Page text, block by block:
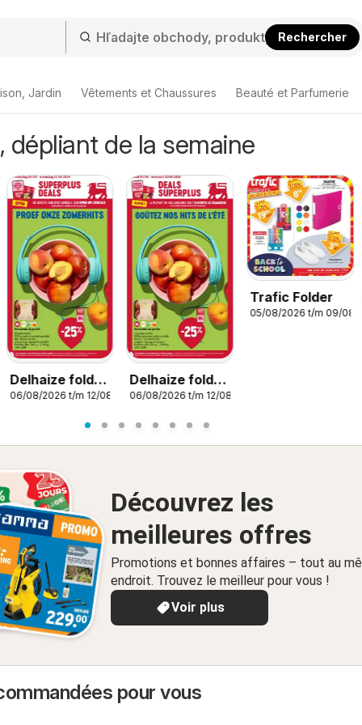
Rechercher
Jardin Vêtements et Chaussures Beauté et Parfumerie
dépliant de la semaine
Delhaize folder
week 32
06/08/2026 t/m 12/08/2026
Delhaize folder
semaine 32
06/08/2026 t/m 12/08/2026
Trafic Folder
05/08/2026 t/m 09/08/
Découvrez les
meilleures offres
Promotions et bonnes affaires – tout au
endroit. Trouvez le meilleur pour vous !
Voir plus
pour vous